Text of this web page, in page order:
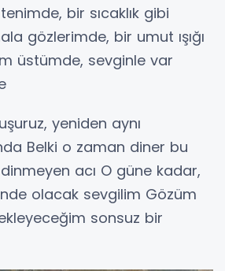
bir sıcaklık gibi
gözlerimde, bir umut ışığı
üstümde, sevginle var
yeniden aynı
Belki o zaman diner bu
acı O güne kadar,
olacak sevgilim Gözüm
sonsuz bir